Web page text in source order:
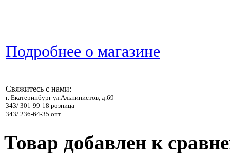
Подробнее о магазине
Свяжитесь с нами:
г. Екатеринбург ул.Альпинистов, д.69
343/ 301-99-18 розница
343/ 236-64-35 опт
Товар добавлен к